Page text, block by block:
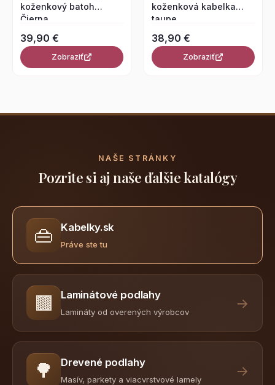
koženkový batoh
Čierna
39,90 €
Zobraziť
koženková kabelka
taupe
38,90 €
Zobraziť
NAŠE STRÁNKY
Pozrite si aj naše ďalšie katalógy
👜 Kabelky.sk
Práve ste tu
🟫 Laminátové podlahy
Lamináty od overených výrobcov
→
🌳 Drevené podlahy
Masív, parkety a viacvrstvové lamely
→